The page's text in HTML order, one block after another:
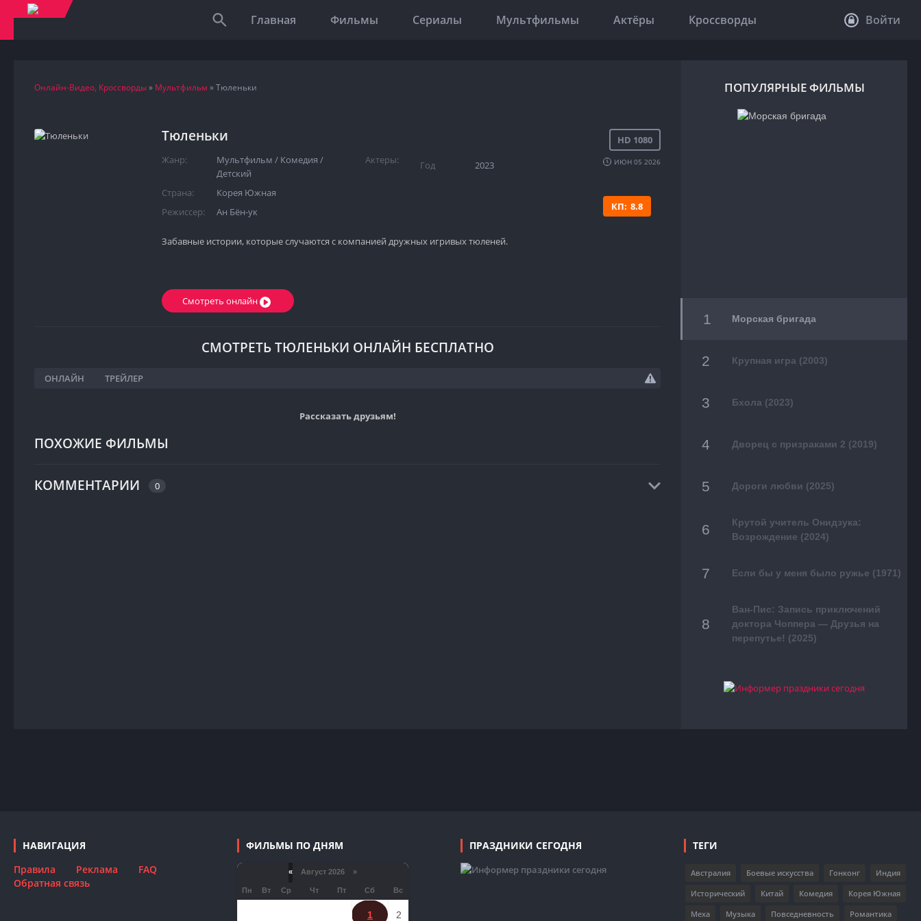
Войти
Главная Фильмы Сериалы Мультфильмы Актёры Кроссворды
Онлайн-Видео, Кроссворды» Мультфильм » Тюленьки
HD 1080
ИЮН 05 2026
КП: 8.8
Тюленьки
Жанр: Мультфильм / Комедия /
Детский
Страна:
Корея Южная
Режиссер:
Ан Бён-ук
Актеры: Год 2023
Забавные истории, которые случаются с компанией дружных игривых тюленей.
Смотреть онлайн
СМОТРЕТЬ ТЮЛЕНЬКИ ОНЛАЙН БЕСПЛАТНО
ОНЛАЙН ТРЕЙЛЕР
Рассказать друзьям!
ПОХОЖИЕ ФИЛЬМЫ
КОММЕНТАРИИ 0
ПОПУЛЯРНЫЕ ФИЛЬМЫ
Морская бригада
Крупная игра (2003)
Бхола (2023)
Дворец с призраками 2 (2019)
Дороги любви (2025)
Крутой учитель Онидзука:
Возрождение (2024)
Если бы у меня было ружье (1971)
Ван-Пис: Запись приключений
доктора Чоппера — Друзья на
перепутье! (2025)
НАВИГАЦИЯ
Правила
Реклама
FAQ
Обратная связь
ФИЛЬМЫ ПО ДНЯМ
« Август 2026 »
Пн Вт Ср Чт Пт Сб Вс
1 2
ПРАЗДНИКИ СЕГОДНЯ ТЕГИ
Австралия Боевые искусства Гонконг
Индия
Исторический
Китай Комедия
Корея Южная
Меха
Музыка Повседневность Романтика